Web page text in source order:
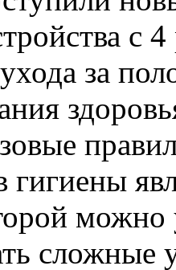
с
за
гигиены
можно
сложные